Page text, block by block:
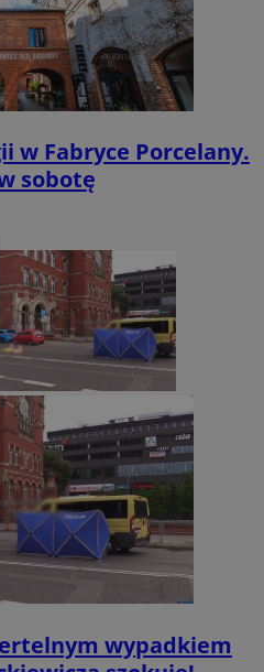
w Fabryce Porcelany.
sobotę
wypadkiem